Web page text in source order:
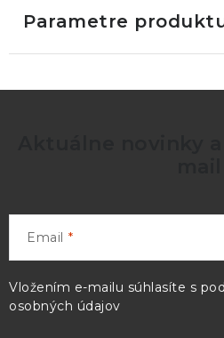
Parametre
Email
Vložením e-mailu súhlasíte s
osobných údajov